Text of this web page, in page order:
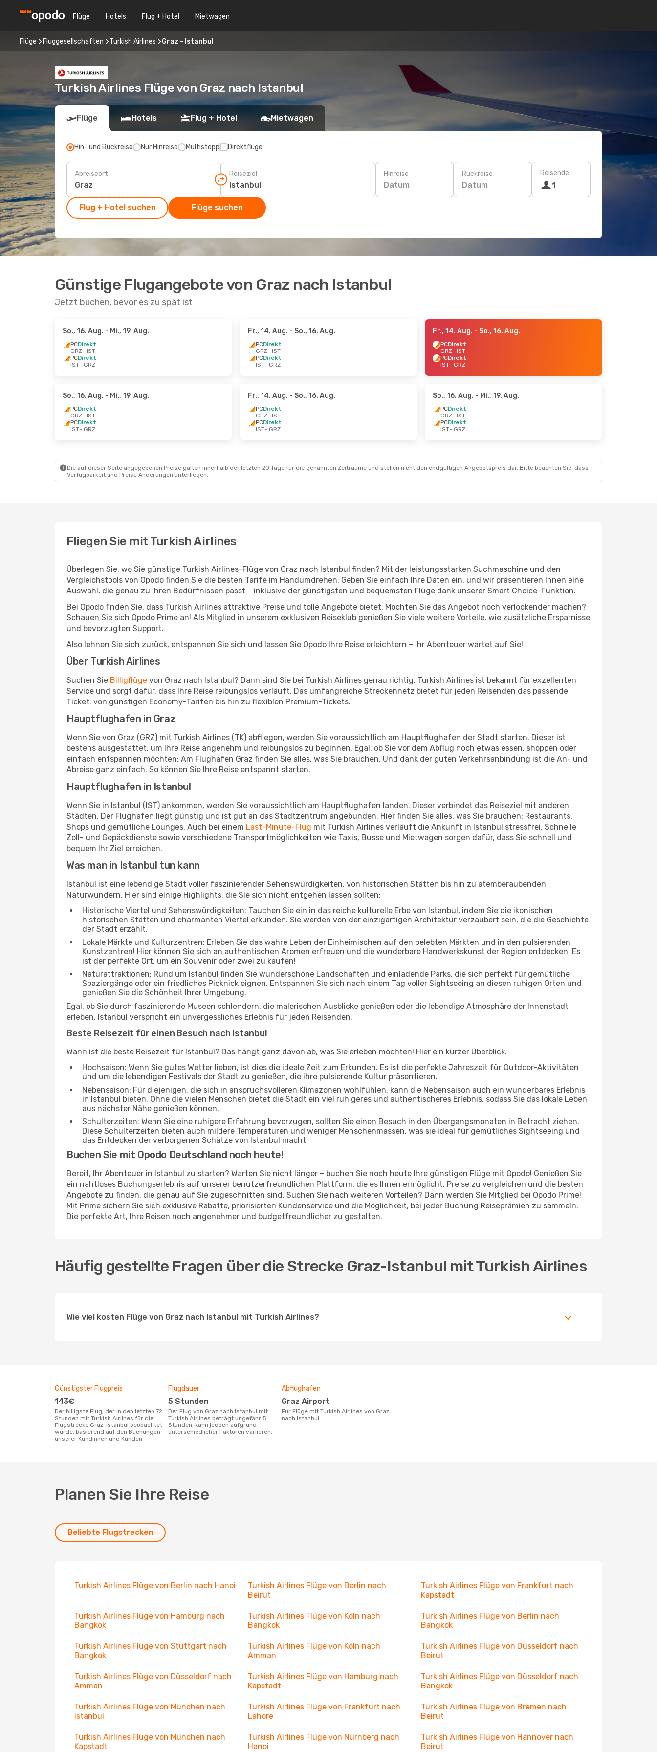
Flüge Hotels Flug + Hotel Mietwagen
Flüge Fluggesellschaften Turkish Airlines Graz - Istanbul
Turkish Airlines Flüge von Graz nach Istanbul
Flüge Hotels Flug + Hotel Mietwagen
Hin- und Rückreise Nur Hinreise Multistopp Direktflüge
Abreiseort Reiseziel Hinreise
Datum
Rückreise
Datum
Reisende
1
Flug + Hotel suchen Flüge suchen
Günstige Flugangebote von Graz nach Istanbul
Jetzt buchen, bevor es zu spät ist
So., 16. Aug. - Mi., 19. Aug.
PCDirekt
GRZ- IST
PCDirekt
IST- GRZ
Fr., 14. Aug. - So., 16. Aug.
PCDirekt
GRZ- IST
PCDirekt
IST- GRZ
Fr., 14. Aug. - So., 16. Aug.
PCDirekt
GRZ- IST
PCDirekt
IST- GRZ
So., 16. Aug. - Mi., 19. Aug.
PCDirekt
GRZ- IST
PCDirekt
IST- GRZ
Fr., 14. Aug. - So., 16. Aug.
PCDirekt
GRZ- IST
PCDirekt
IST- GRZ
So., 16. Aug. - Mi., 19. Aug.
PCDirekt
GRZ- IST
PCDirekt
IST- GRZ
Die auf dieser Seite angegebenen Preise galten innerhalb der letzten 20 Tage für die genannten Zeiträume und stellen nicht den endgültigen Angebotspreis dar. Bitte beachten Sie, dass
Verfügbarkeit und Preise Änderungen unterliegen.
Fliegen Sie mit Turkish Airlines
Überlegen Sie, wo Sie günstige Turkish Airlines-Flüge von Graz nach Istanbul finden? Mit der leistungsstarken Suchmaschine und den
Vergleichstools von Opodo finden Sie die besten Tarife im Handumdrehen. Geben Sie einfach Ihre Daten ein, und wir präsentieren Ihnen eine
Auswahl, die genau zu Ihren Bedürfnissen passt – inklusive der günstigsten und bequemsten Flüge dank unserer Smart Choice-Funktion.
Bei Opodo finden Sie, dass Turkish Airlines attraktive Preise und tolle Angebote bietet. Möchten Sie das Angebot noch verlockender machen?
Schauen Sie sich Opodo Prime an! Als Mitglied in unserem exklusiven Reiseklub genießen Sie viele weitere Vorteile, wie zusätzliche Ersparnisse
und bevorzugten Support.
Also lehnen Sie sich zurück, entspannen Sie sich und lassen Sie Opodo Ihre Reise erleichtern – Ihr Abenteuer wartet auf Sie!
Über Turkish Airlines
Suchen Sie Billigflüge von Graz nach Istanbul? Dann sind Sie bei Turkish Airlines genau richtig. Turkish Airlines ist bekannt für exzellenten
Service und sorgt dafür, dass Ihre Reise reibungslos verläuft. Das umfangreiche Streckennetz bietet für jeden Reisenden das passende
Ticket: von günstigen Economy-Tarifen bis hin zu flexiblen Premium-Tickets.
Hauptflughafen in Graz
Wenn Sie von Graz (GRZ) mit Turkish Airlines (TK) abfliegen, werden Sie voraussichtlich am Hauptflughafen der Stadt starten. Dieser ist
bestens ausgestattet, um Ihre Reise angenehm und reibungslos zu beginnen. Egal, ob Sie vor dem Abflug noch etwas essen, shoppen oder
einfach entspannen möchten: Am Flughafen Graz finden Sie alles, was Sie brauchen. Und dank der guten Verkehrsanbindung ist die An- und
Abreise ganz einfach. So können Sie Ihre Reise entspannt starten.
Hauptflughafen in Istanbul
Wenn Sie in Istanbul (IST) ankommen, werden Sie voraussichtlich am Hauptflughafen landen. Dieser verbindet das Reiseziel mit anderen
Städten. Der Flughafen liegt günstig und ist gut an das Stadtzentrum angebunden. Hier finden Sie alles, was Sie brauchen: Restaurants,
Shops und gemütliche Lounges. Auch bei einem Last-Minute-Flug mit Turkish Airlines verläuft die Ankunft in Istanbul stressfrei. Schnelle
Zoll- und Gepäckdienste sowie verschiedene Transportmöglichkeiten wie Taxis, Busse und Mietwagen sorgen dafür, dass Sie schnell und
bequem Ihr Ziel erreichen.
Was man in Istanbul tun kann
Istanbul ist eine lebendige Stadt voller faszinierender Sehenswürdigkeiten, von historischen Stätten bis hin zu atemberaubenden
Naturwundern. Hier sind einige Highlights, die Sie sich nicht entgehen lassen sollten:
Historische Viertel und Sehenswürdigkeiten: Tauchen Sie ein in das reiche kulturelle Erbe von Istanbul, indem Sie die ikonischen
historischen Stätten und charmanten Viertel erkunden. Sie werden von der einzigartigen Architektur verzaubert sein, die die Geschichte
der Stadt erzählt.
Lokale Märkte und Kulturzentren: Erleben Sie das wahre Leben der Einheimischen auf den belebten Märkten und in den pulsierenden
Kunstzentren! Hier können Sie sich an authentischen Aromen erfreuen und die wunderbare Handwerkskunst der Region entdecken. Es
ist der perfekte Ort, um ein Souvenir oder zwei zu kaufen!
Naturattraktionen: Rund um Istanbul finden Sie wunderschöne Landschaften und einladende Parks, die sich perfekt für gemütliche
Spaziergänge oder ein friedliches Picknick eignen. Entspannen Sie sich nach einem Tag voller Sightseeing an diesen ruhigen Orten und
genießen Sie die Schönheit Ihrer Umgebung.
Egal, ob Sie durch faszinierende Museen schlendern, die malerischen Ausblicke genießen oder die lebendige Atmosphäre der Innenstadt
erleben, Istanbul verspricht ein unvergessliches Erlebnis für jeden Reisenden.
Beste Reisezeit für einen Besuch nach Istanbul
Wann ist die beste Reisezeit für Istanbul? Das hängt ganz davon ab, was Sie erleben möchten! Hier ein kurzer Überblick:
Hochsaison: Wenn Sie gutes Wetter lieben, ist dies die ideale Zeit zum Erkunden. Es ist die perfekte Jahreszeit für Outdoor-Aktivitäten
und um die lebendigen Festivals der Stadt zu genießen, die ihre pulsierende Kultur präsentieren.
Nebensaison: Für diejenigen, die sich in anspruchsvolleren Klimazonen wohlfühlen, kann die Nebensaison auch ein wunderbares Erlebnis
in Istanbul bieten. Ohne die vielen Menschen bietet die Stadt ein viel ruhigeres und authentischeres Erlebnis, sodass Sie das lokale Leben
aus nächster Nähe genießen können.
Schulterzeiten: Wenn Sie eine ruhigere Erfahrung bevorzugen, sollten Sie einen Besuch in den Übergangsmonaten in Betracht ziehen.
Diese Schulterzeiten bieten auch mildere Temperaturen und weniger Menschenmassen, was sie ideal für gemütliches Sightseeing und
das Entdecken der verborgenen Schätze von Istanbul macht.
Buchen Sie mit Opodo Deutschland noch heute!
Bereit, Ihr Abenteuer in Istanbul zu starten? Warten Sie nicht länger – buchen Sie noch heute Ihre günstigen Flüge mit Opodo! Genießen Sie
ein nahtloses Buchungserlebnis auf unserer benutzerfreundlichen Plattform, die es Ihnen ermöglicht, Preise zu vergleichen und die besten
Angebote zu finden, die genau auf Sie zugeschnitten sind. Suchen Sie nach weiteren Vorteilen? Dann werden Sie Mitglied bei Opodo Prime!
Mit Prime sichern Sie sich exklusive Rabatte, priorisierten Kundenservice und die Möglichkeit, bei jeder Buchung Reiseprämien zu sammeln.
Die perfekte Art, Ihre Reisen noch angenehmer und budgetfreundlicher zu gestalten.
Häufig gestellte Fragen über die Strecke Graz-Istanbul mit Turkish Airlines
Wie viel kosten Flüge von Graz nach Istanbul mit Turkish Airlines?
Günstigster Flugpreis
143€
Der billigste Flug, der in den letzten 72
Stunden mit Turkish Airlines für die
Flugstrecke Graz-Istanbul beobachtet
wurde, basierend auf den Buchungen
unserer Kundinnen und Kunden.
Flugdauer
5 Stunden
Der Flug von Graz nach Istanbul mit
Turkish Airlines beträgt ungefähr 5
Stunden, kann jedoch aufgrund
unterschiedlicher Faktoren variieren.
Abflughafen
Graz Airport
Für Flüge mit Turkish Airlines von Graz
nach Istanbul
Planen Sie Ihre Reise
Beliebte Flugstrecken
Turkish Airlines Flüge von Berlin nach Hanoi
Turkish Airlines Flüge von Berlin nach
Beirut
Turkish Airlines Flüge von Frankfurt nach
Kapstadt
Turkish Airlines Flüge von Hamburg nach
Bangkok
Turkish Airlines Flüge von Köln nach
Bangkok
Turkish Airlines Flüge von Berlin nach
Bangkok
Turkish Airlines Flüge von Stuttgart nach
Bangkok
Turkish Airlines Flüge von Köln nach
Amman
Turkish Airlines Flüge von Düsseldorf nach
Beirut
Turkish Airlines Flüge von Düsseldorf nach
Amman
Turkish Airlines Flüge von Hamburg nach
Kapstadt
Turkish Airlines Flüge von Düsseldorf nach
Bangkok
Turkish Airlines Flüge von München nach
Istanbul
Turkish Airlines Flüge von Frankfurt nach
Lahore
Turkish Airlines Flüge von Bremen nach
Beirut
Turkish Airlines Flüge von München nach
Kapstadt
Turkish Airlines Flüge von Nürnberg nach
Hanoi
Turkish Airlines Flüge von Hannover nach
Beirut